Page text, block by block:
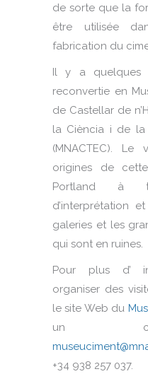
de sorte que la
être utilisée
fabrication du
Il y a quelques
reconvertie en
de Castellar de
la Ciència i de la
(MNACTEC). Le
origines de
Portland à
d’interprétation
galeries et les
qui sont en ruines.
Pour plus d’
organiser des
le site Web du
un
+34 938 257 037.